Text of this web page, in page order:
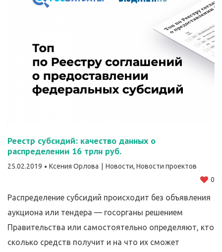
Реестр субсидий: качество данных о
распределении 16 трлн руб.
25.02.2019 Ксения Орлова Новости, Новости проектов
0
Распределение субсидий происходит без объявления
аукциона или тендера — госорганы решением
Правительства или самостоятельно определяют, кто
сколько средств получит и на что их сможет